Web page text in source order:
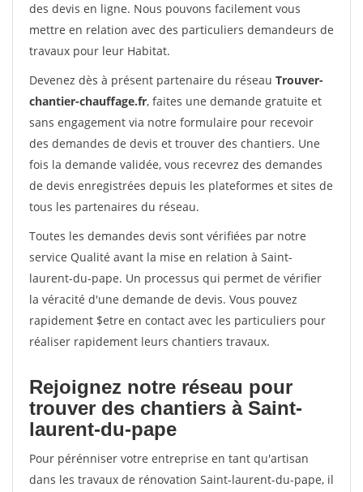
des devis en ligne. Nous pouvons facilement vous
mettre en relation avec des particuliers demandeurs de
travaux pour leur Habitat.
Devenez dès à présent partenaire du réseau Trouver-
chantier-chauffage.fr, faites une demande gratuite et
sans engagement via notre formulaire pour recevoir
des demandes de devis et trouver des chantiers. Une
fois la demande validée, vous recevrez des demandes
de devis enregistrées depuis les plateformes et sites de
tous les partenaires du réseau.
Toutes les demandes devis sont vérifiées par notre
service Qualité avant la mise en relation à Saint-
laurent-du-pape. Un processus qui permet de vérifier
la véracité d'une demande de devis. Vous pouvez
rapidement $etre en contact avec les particuliers pour
réaliser rapidement leurs chantiers travaux.
Rejoignez notre réseau pour
trouver des chantiers à Saint-
laurent-du-pape
Pour pérénniser votre entreprise en tant qu'artisan
dans les travaux de rénovation Saint-laurent-du-pape, il